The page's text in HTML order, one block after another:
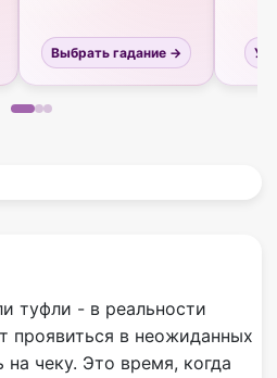
Выбрать гадание →
туфли - в реальности
проявиться в неожиданных
чеку. Это время, когда